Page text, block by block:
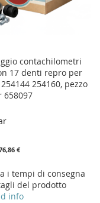
contachilometri
17 denti repro per
254160, pezzo
658097
€
i tempi di consegna
del prodotto
info